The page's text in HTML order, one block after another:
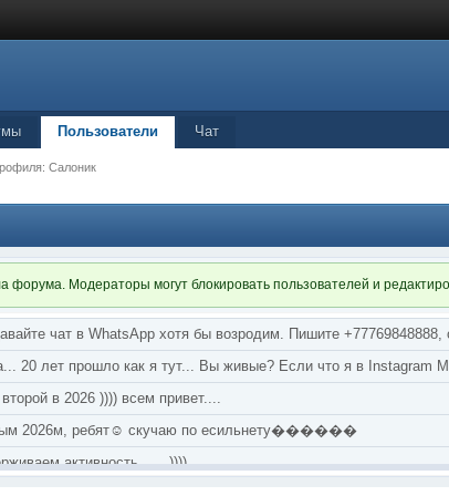
Пользователи Чат
Салоник
форума. Модераторы могут блокировать пользователей и
чат в WhatsApp хотя бы возродим. Пишите +77769848888,
20 лет прошло как я тут... Вы живые? Если что я в Instagram
в 2026 )))) всем привет....
2026м, ребят☺️ скучаю по есильнету������
активность ..... ))))